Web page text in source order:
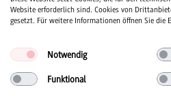
YouTube
Website erforderlich sind. Cookies von
gesetzt. Für weitere Informationen öffnen Sie die
Notwendig
Funktional